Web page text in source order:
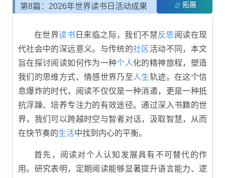
第8篇：2026年世界读书日活动成果 拓展
在世界读书 日来临之际，我们不禁反思阅读在现
代社会中的深远意义。与传统的社区活动不同，本文
旨在探讨阅读如何作为一种个人化的精神旅程，塑造
我们的思维方式、情感世界乃至人生轨迹。在这个信
息爆炸的时代，阅读不仅仅是一种消遣，更是一种抵
抗浮躁、培养专注力的有效途径。通过深入书籍的世
界，我们可以跨越时空与智者对话，汲取智慧，从而
在快节奏的生活中找到内心的平衡。
首先，阅读对个人认知发展具有不可替代的作
用。研究表明，定期阅读能够显著提升语言能力、逻